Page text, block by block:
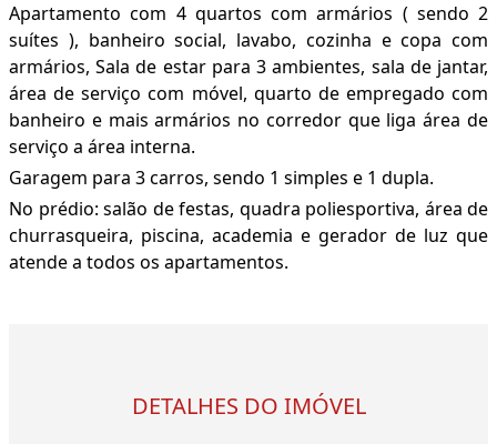
Apartamento com 4 quartos com armários ( sendo 2
suítes ), banheiro social, lavabo, cozinha e copa com
armários, Sala de estar para 3 ambientes, sala de jantar,
área de serviço com móvel, quarto de empregado com
banheiro e mais armários no corredor que liga área de
serviço a área interna.
Garagem para 3 carros, sendo 1 simples e 1 dupla.
No prédio: salão de festas, quadra poliesportiva, área de
churrasqueira, piscina, academia e gerador de luz que
atende a todos os apartamentos.
DETALHES DO IMÓVEL